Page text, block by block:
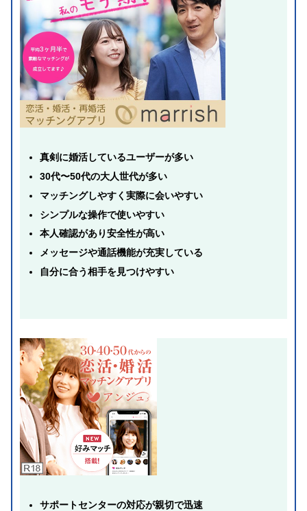
真剣に婚活しているユーザーが多い
30代〜50代の大人世代が多い
マッチングしやすく実際に会いやすい
シンプルな操作で使いやすい
本人確認があり安全性が高い
メッセージや通話機能が充実している
自分に合う相手を見つけやすい
サポートセンターの対応が親切で迅速